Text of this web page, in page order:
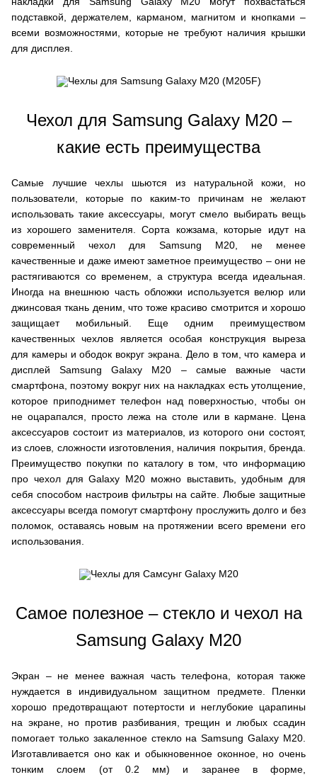
подставкой, держателем, карманом, магнитом и кнопками –
всеми возможностями, которые не требуют наличия крышки
для дисплея.
Чехол для Samsung Galaxy M20 –
какие есть преимущества
Самые лучшие чехлы шьются из натуральной кожи, но
пользователи, которые по каким-то причинам не желают
использовать такие аксессуары, могут смело выбирать вещь
из хорошего заменителя. Сорта кожзама, которые идут на
современный чехол для Samsung M20, не менее
качественные и даже имеют заметное преимущество – они не
растягиваются со временем, а структура всегда идеальная.
Иногда на внешнюю часть обложки используется велюр или
джинсовая ткань деним, что тоже красиво смотрится и хорошо
защищает мобильный. Еще одним преимуществом
качественных чехлов является особая конструкция выреза
для камеры и ободок вокруг экрана. Дело в том, что камера и
дисплей Samsung Galaxy M20 – самые важные части
смартфона, поэтому вокруг них на накладках есть утолщение,
которое приподнимет телефон над поверхностью, чтобы он
не оцарапался, просто лежа на столе или в кармане. Цена
аксессуаров состоит из материалов, из которого они состоят,
из слоев, сложности изготовления, наличия покрытия, бренда.
Преимущество покупки по каталогу в том, что информацию
про чехол для Galaxy M20 можно выставить, удобным для
себя способом настроив фильтры на сайте. Любые защитные
аксессуары всегда помогут смартфону прослужить долго и без
поломок, оставаясь новым на протяжении всего времени его
использования.
Самое полезное – стекло и чехол на
Samsung Galaxy M20
Экран – не менее важная часть телефона, которая также
нуждается в индивидуальном защитном предмете. Пленки
хорошо предотвращают потертости и неглубокие царапины
на экране, но против разбивания, трещин и любых ссадин
помогает только закаленное стекло на Samsung Galaxy M20.
Изготавливается оно как и обыкновенное оконное, но очень
тонким слоем (от 0.2 мм) и заранее в форме,